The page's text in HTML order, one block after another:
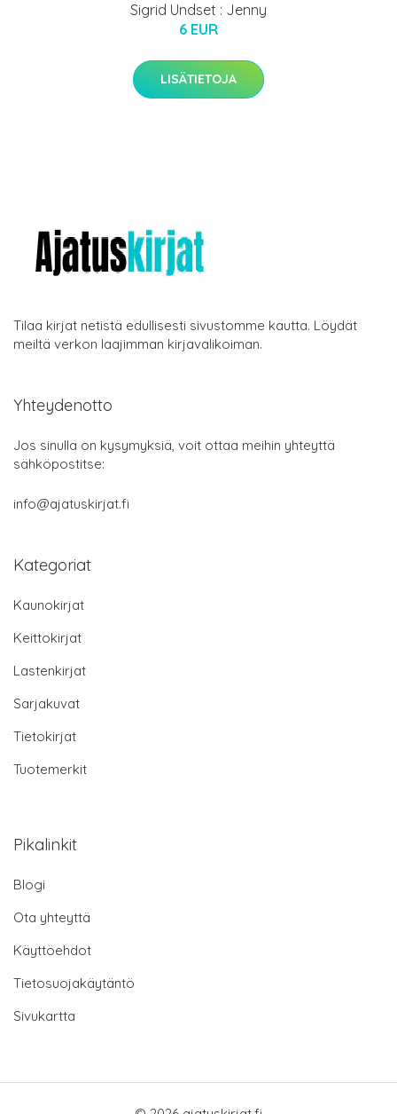
Sigrid Undset : Jenny
6 EUR
LISÄTIETOJA
Tilaa kirjat netistä edullisesti sivustomme kautta. Löydät
meiltä verkon laajimman kirjavalikoiman.
Yhteydenotto
Jos sinulla on kysymyksiä, voit ottaa meihin yhteyttä
sähköpostitse:
info@ajatuskirjat.fi
Kategoriat
Kaunokirjat
Keittokirjat
Lastenkirjat
Sarjakuvat
Tietokirjat
Tuotemerkit
Pikalinkit
Blogi
Ota yhteyttä
Käyttöehdot
Tietosuojakäytäntö
Sivukartta